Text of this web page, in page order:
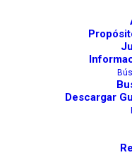
Descargar
FEDERICO
LEÓN